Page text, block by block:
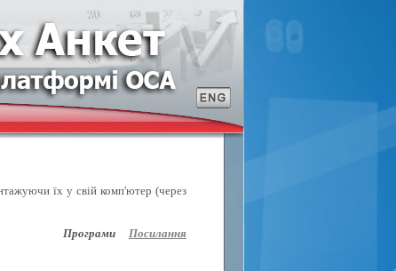
їх у свій комп'ютер (через
Програми Посилання